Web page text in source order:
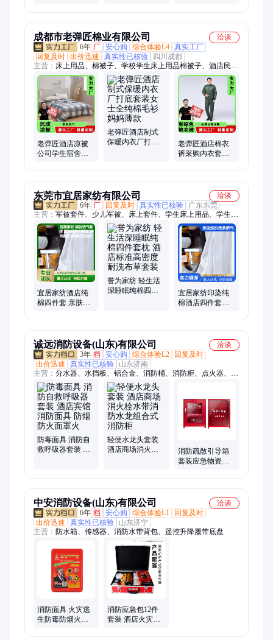
成都市老弹匠棉业有限公司
洽谈
6年 厂 安心购 综合体验L4 真实工厂
回复及时 出价迅速 真实性已核验
四川成都
主营： 床上用品、棉被子、学校学生床上用品棉被子、酒店民宿
被子被芯棉被子、酒店床上用品、酒店布草、学校学生床上用品
六件套三件套、医院医用棉被子褥子、医院医用床上用品六件套
三件套、幼儿园床上用品棉被子褥子、幼儿园床上用品六件套三
件套、宿舍床上用品三件套六件套棉被子褥子、民政应急救灾棉
被子褥子、民政应急救灾棉花被子褥子、民政应急救灾防寒服羽
绒服、民政应急救灾棉大衣军大衣、民政应急救灾棉衣裤、民政
应急救灾物资充气防潮垫、民政应急救灾应急包生活包、学校学
生蚊帐、民政应急救灾毛巾被、毛毯、凉席、救灾床上用品、棉
老弹匠酒店凉被
公司学生宿舍被
老弹匠酒店制式
保暖内衣厂打底
老弹匠酒店棉衣
裤采购内衣套装
东莞市宜居家纺有限公司
洽谈
6年 厂 回复及时 真实性已核验
广东东莞
主营： 军被套件、少儿军被、床上套件、学生床上用品、学生被
子三件套、纯棉学生被子
宜居家纺酒店纯
棉四件套 亲肤透
誉为家纺 轻生活
深睡眠纯棉四件
宜居家纺印染纯
棉酒店四件套枕
诚远消防设备(山东)有限公司
洽谈
3年 档 安心购 综合体验L2
回复及时
出价迅速
真实性已核验
山东济南
主营： 分水器、水挡板、铝合金、消防桶、消防柜、点火器、防
坠网、灭火器、消防箱、绝缘梯、救生杆、安全带、洗眼机、缓
降器、过滤器、救生圈、割草机、消防水带、消防服、消防工
具、灭火毯、防毒面具
防毒面具 消防自
救呼吸器套装 酒
轻便水龙头套装
酒店商场消火栓
消防疏散引导箱
套装应急物资柜
中安消防设备(山东)有限公司
洽谈
6年 档 安心购 综合体验L1
回复及时
出价迅速
真实性已核验
山东济宁
主营： 防水箱、传感器、消防水带背包、遥控升降履带底盘
消防面具 火灾逃
生防毒防烟火面
消防应急包12件
套装 酒店火灾逃